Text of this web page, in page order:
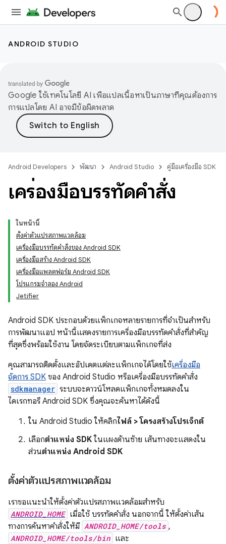
ANDROID STUDIO
Google ใช้เทคโนโลยี AI เพื่อแปลเนื้อหาเป็นภาษาที่คุณต้องการ
การแปลโดย AI อาจมีข้อผิดพลาด
Android Developers พัฒนา Android Studio คู่มือเครื่องมือ SDK
เครื่องมือบรรทัดคำสั่ง
ในหน้านี้
ตั้งค่าตัวแปรสภาพแวดล้อม
เครื่องมือบรรทัดคำสั่งของ Android SDK
เครื่องมือสร้าง Android SDK
เครื่องมือแพลตฟอร์ม Android SDK
โปรแกรมจำลอง Android
Jetifier
Android SDK ประกอบด้วยแพ็กเกจหลายรายการที่จำเป็นสำหรับ
การพัฒนาแอป หน้านี้แสดงรายการเครื่องมือบรรทัดคำสั่งที่สำคัญ
ที่สุดซึ่งพร้อมใช้งาน โดยจัดระเบียบตามแพ็กเกจที่ส่ง
คุณสามารถติดตั้งและอัปเดตแต่ละแพ็กเกจได้โดยใช้เครื่องมือ
จัดการ SDK ของ Android Studio หรือเครื่องมือบรรทัดคำสั่ง
sdkmanager ระบบจะดาวน์โหลดแพ็กเกจทั้งหมดลงใน
ไดเรกทอรี Android SDK ซึ่งคุณจะค้นหาได้ดังนี้
ใน Android Studio ให้คลิกไฟล์ > โครงสร้างโปรเจ็กต์
เลือกตำแหน่ง SDK ในแผงด้านซ้าย เส้นทางจะแสดงใน
ส่วนตำแหน่ง Android SDK
ตั้งค่าตัวแปรสภาพแวดล้อม
เราขอแนะนำให้ตั้งค่าตัวแปรสภาพแวดล้อมสำหรับ
ANDROID_HOME เมื่อใช้ บรรทัดคำสั่ง นอกจากนี้ ให้ตั้งค่าเส้น
ทางการค้นหาคำสั่งให้มี ANDROID_HOME/tools ,
ANDROID_HOME/tools/bin และ